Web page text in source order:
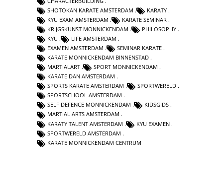
SHOTOKAN KARATE AMSTERDAM
KARATY
KYU EXAM AMSTERDAM
KARATE SEMINAR
KRIJGSKUNST MONNICKENDAM
PHILOSOPHY
KYU
LIFE AMSTERDAM
EXAMEN AMSTERDAM
SEMINAR KARATE
KARATE MONNICKENDAM BINNENSTAD
MARTIALART
SPORT MONNICKENDAM
KARATE DAN AMSTERDAM
SPORTS KARATE AMSTERDAM
SPORTWERELD
SPORTSCHOOL AMSTERDAM
SELF DEFENCE MONNICKENDAM
KIDSGIDS
MARTIAL ARTS AMSTERDAM
KARATY TALENT AMSTERDAM
KYU EXAMEN
SPORTWERELD AMSTERDAM
KARATE MONNICKENDAM CENTRUM